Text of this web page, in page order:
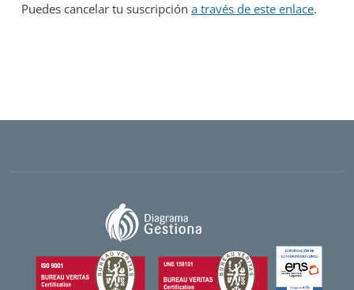
Puedes cancelar tu suscripción a través de este enlace.